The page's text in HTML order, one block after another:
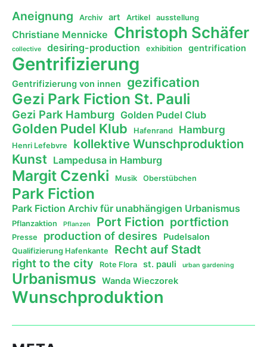
Aneignung Archiv art Artikel ausstellung
Christiane Mennicke Christoph Schäfer
collective desiring-production exhibition gentrification
Gentrifizierung
Gentrifizierung von innen gezification
Gezi Park Fiction St. Pauli
Gezi Park Hamburg Golden Pudel Club
Golden Pudel Klub Hafenrand Hamburg
Henri Lefebvre kollektive Wunschproduktion
Kunst Lampedusa in Hamburg
Margit Czenki Musik Oberstübchen
Park Fiction
Park Fiction Archiv für unabhängigen Urbanismus
Pflanzaktion Pflanzen Port Fiction portfiction
Presse production of desires Pudelsalon
Qualifizierung Hafenkante Recht auf Stadt
right to the city Rote Flora st. pauli urban gardening
Urbanismus Wanda Wieczorek
Wunschproduktion